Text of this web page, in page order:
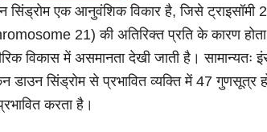
सिंड्रोम एक आनुवंशिक विकार है, जिसे
21) की अतिरिक्त प्रति के कारण
विकास में असमानता देखी जाती है।
डाउन सिंड्रोम से प्रभावित व्यक्ति में 47 गुणसूत्र
करता है।